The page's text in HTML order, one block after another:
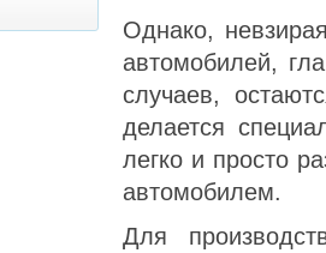
Однако,
автомобилей,
случаев,
делается
легко и просто
автомобилем.
Для